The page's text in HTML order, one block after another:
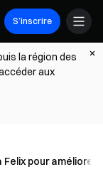
S’inscrire
la région des
aux
Felix pour